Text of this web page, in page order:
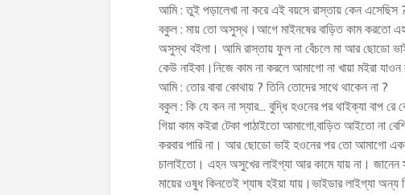
আমি : তুই পড়ালেখা না করে এই বয়সে রাস্তায় কেন এসেছিস
বকুল : মায় তো অসুস্থ।আগে মাইনষের বাড়িত কাম করতো
অসুস্থ বইলা। আমি রাস্তায় ফুল না বেঁচলে মা আর ছোডো
কেউ নাইকা।নিজে কাম না করলে আমাগো না খায়া মইরা যাওন
আমি : তোর বাবা কোথায় ? তিনি তোদের সাথে থাকেন না ?
বকুল : কি যে কন না স্যার… বুদ্ধি হওনের পর থাইক্যা বাপ রে
গিয়া কাম কইরা টেকা পাঠাইতো আমাগো,বাড়িত আইতো না
করবার পারি না। আর ছোডো ভাই হওনের পর তো আমাগো
চালাইতো। এহন অসুখের লাইগ্যা আর কামে যায় না। জানেন
মায়ের ওষুধ কিনতেই শ্যাষ হইয়া যায়।ভাইডার লাইগ্যা অন্য